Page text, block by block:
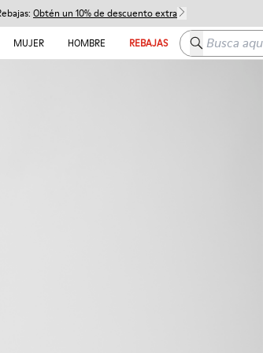
Obtén un 10% de descuento extra
MUJER
HOMBRE REBAJAS Busca aquí